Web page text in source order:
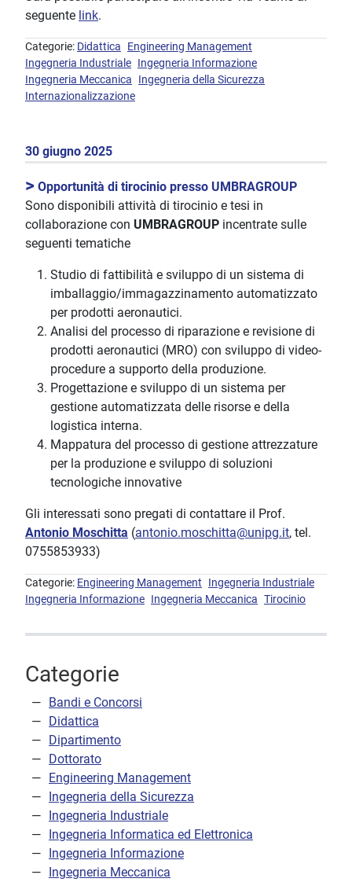
seguente link.
Categorie: Didattica Engineering Management
Ingegneria Industriale Ingegneria Informazione
Ingegneria Meccanica Ingegneria della Sicurezza
Internazionalizzazione
30 giugno 2025
> Opportunità di tirocinio presso UMBRAGROUP
Sono disponibili attività di tirocinio e tesi in
collaborazione con UMBRAGROUP incentrate sulle
seguenti tematiche
Studio di fattibilità e sviluppo di un sistema di
imballaggio/immagazzinamento automatizzato
per prodotti aeronautici.
Analisi del processo di riparazione e revisione di
prodotti aeronautici (MRO) con sviluppo di video-
procedure a supporto della produzione.
Progettazione e sviluppo di un sistema per
gestione automatizzata delle risorse e della
logistica interna.
Mappatura del processo di gestione attrezzature
per la produzione e sviluppo di soluzioni
tecnologiche innovative
Gli interessati sono pregati di contattare il Prof.
Antonio Moschitta (antonio.moschitta@unipg.it, tel.
0755853933)
Categorie: Engineering Management Ingegneria Industriale
Ingegneria Informazione Ingegneria Meccanica Tirocinio
Categorie
Bandi e Concorsi
Didattica
Dipartimento
Dottorato
Engineering Management
Ingegneria della Sicurezza
Ingegneria Industriale
Ingegneria Informatica ed Elettronica
Ingegneria Informazione
Ingegneria Meccanica